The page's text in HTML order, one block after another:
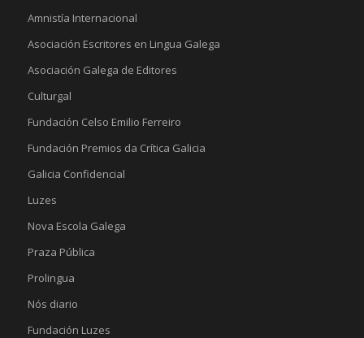
Amnistía Internacional
Asociación Escritores en Lingua Galega
Asociación Galega de Editores
Culturgal
Fundación Celso Emilio Ferreiro
Fundación Premios da Crítica Galicia
Galicia Confidencial
Luzes
Nova Escola Galega
Praza Pública
Prolingua
Nós diario
Fundación Luzes